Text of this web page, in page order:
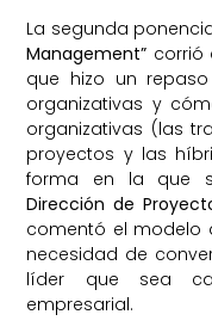
La segunda
Management”
que hizo un
organizativas y
organizativas (las
proyectos y las
forma en la que
Dirección de
comentó el modelo
necesidad de
líder que sea
empresarial.